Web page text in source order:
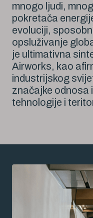
mnogo ljudi,
pokretača
evoluciji,
opsluživanje
je ultimativna
Airworks, kao
industrijskog
značajke odnosa
tehnologije i